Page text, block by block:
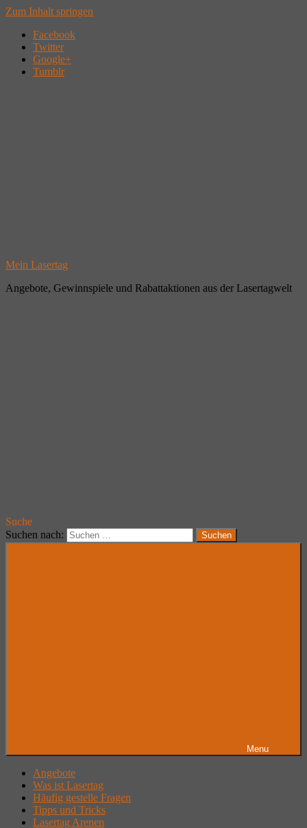
Zum Inhalt springen
Facebook
Twitter
Google+
Tumblr
Mein Lasertag
Angebote, Gewinnspiele und Rabattaktionen aus der Lasertagwelt
Suche
Suchen nach:
Suchen
Menu
Angebote
Was ist Lasertag
Häufig gestelle Fragen
Tipps und Tricks
Lasertag Arenen